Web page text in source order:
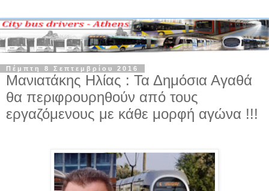
Πέμπτη 8 Σεπτεμβρίου 2016
Μανιατάκης Ηλίας : Τα Δημόσια Αγαθά
θα περιφρουρηθούν από τους
εργαζόμενους με κάθε μορφή αγώνα !!!